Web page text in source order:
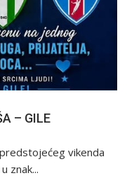
– GILE
vikenda
znak...